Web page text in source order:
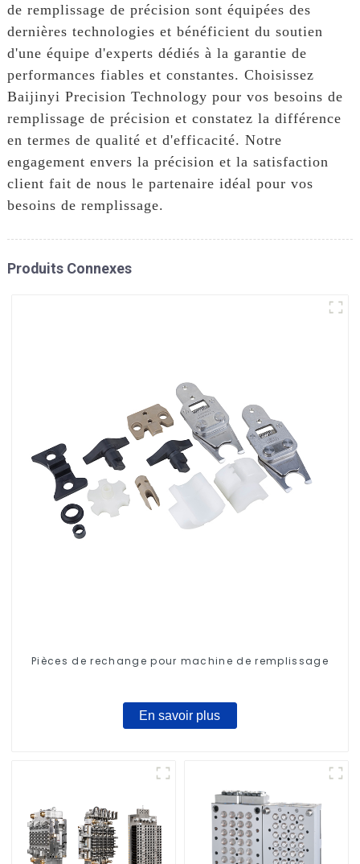
de remplissage de précision sont équipées des
dernières technologies et bénéficient du soutien
d'une équipe d'experts dédiés à la garantie de
performances fiables et constantes. Choisissez
Baijinyi Precision Technology pour vos besoins de
remplissage de précision et constatez la différence
en termes de qualité et d'efficacité. Notre
engagement envers la précision et la satisfaction
client fait de nous le partenaire idéal pour vos
besoins de remplissage.
Produits Connexes
Pièces de rechange pour machine de remplissage
En savoir plus